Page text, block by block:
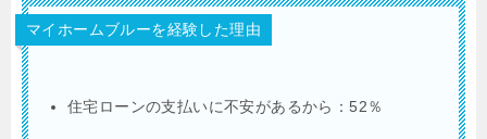
マイホームブルーを経験した理由
住宅ローンの支払いに不安があるから：52％